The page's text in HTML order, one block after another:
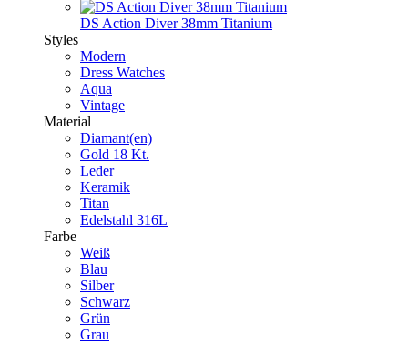
DS Action Diver 38mm Titanium
Styles
Modern
Dress Watches
Aqua
Vintage
Material
Diamant(en)
Gold 18 Kt.
Leder
Keramik
Titan
Edelstahl 316L
Farbe
Weiß
Blau
Silber
Schwarz
Grün
Grau